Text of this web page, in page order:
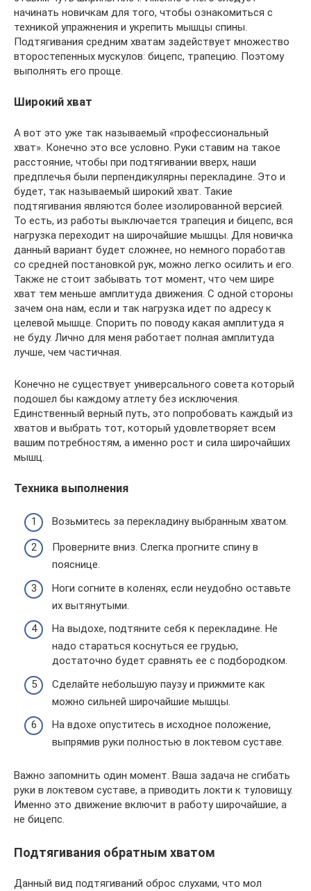
начинать новичкам для того, чтобы ознакомиться с
техникой упражнения и укрепить мышцы спины.
Подтягивания средним хватам задействует множество
второстепенных мускулов: бицепс, трапецию. Поэтому
выполнять его проще.
Широкий хват
А вот это уже так называемый «профессиональный
хват». Конечно это все условно. Руки ставим на такое
расстояние, чтобы при подтягивании вверх, наши
предплечья были перпендикулярны перекладине. Это и
будет, так называемый широкий хват. Такие
подтягивания являются более изолированной версией.
То есть, из работы выключается трапеция и бицепс, вся
нагрузка переходит на широчайшие мышцы. Для новичка
данный вариант будет сложнее, но немного поработав
со средней постановкой рук, можно легко осилить и его.
Также не стоит забывать тот момент, что чем шире
хват тем меньше амплитуда движения. С одной стороны
зачем она нам, если и так нагрузка идет по адресу к
целевой мышце. Спорить по поводу какая амплитуда я
не буду. Лично для меня работает полная амплитуда
лучше, чем частичная.
Конечно не существует универсального совета который
подошел бы каждому атлету без исключения.
Единственный верный путь, это попробовать каждый из
хватов и выбрать тот, который удовлетворяет всем
вашим потребностям, а именно рост и сила широчайших
мышц.
Техника выполнения
Возьмитесь за перекладину выбранным хватом.
Проверните вниз. Слегка прогните спину в
пояснице.
Ноги согните в коленях, если неудобно оставьте
их вытянутыми.
На выдохе, подтяните себя к перекладине. Не
надо стараться коснуться ее грудью,
достаточно будет сравнять ее с подбородком.
Сделайте небольшую паузу и прижмите как
можно сильней широчайшие мышцы.
На вдохе опуститесь в исходное положение,
выпрямив руки полностью в локтевом суставе.
Важно запомнить один момент. Ваша задача не сгибать
руки в локтевом суставе, а приводить локти к туловищу.
Именно это движение включит в работу широчайшие, а
не бицепс.
Подтягивания обратным хватом
Данный вид подтягиваний оброс слухами, что мол